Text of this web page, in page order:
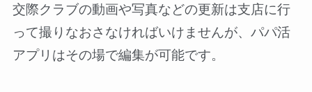
交際クラブの動画や写真などの更新は支店に行
って撮りなおさなければいけませんが、パパ活
アプリはその場で編集が可能です。